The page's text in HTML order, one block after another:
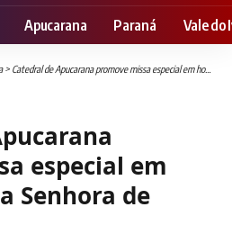
Resizer
Apucarana Paraná Vale do
> Catedral de Apucarana promove missa especial em honra a Nossa Senhora de Lourdes
especial em
Senhora de